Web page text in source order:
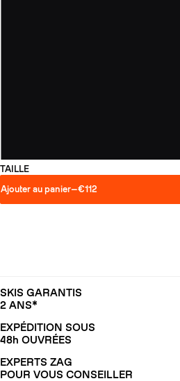
TAILLE
Ajouter au panier—€112
SKIS GARANTIS
2 ANS*
EXPÉDITION SOUS
48h OUVRÉES
EXPERTS ZAG
POUR VOUS CONSEILLER